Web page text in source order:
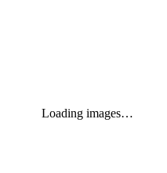
Loading images…